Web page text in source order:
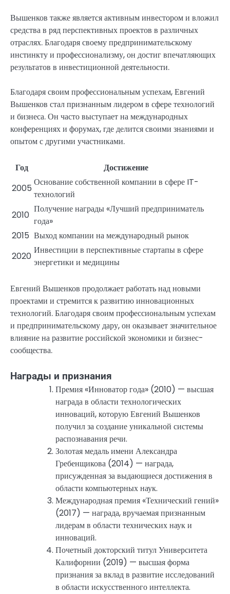
Вышенков также является активным инвестором и вложил
средства в ряд перспективных проектов в различных
отраслях. Благодаря своему предпринимательскому
инстинкту и профессионализму, он достиг впечатляющих
результатов в инвестиционной деятельности.
Благодаря своим профессиональным успехам, Евгений
Вышенков стал признанным лидером в сфере технологий
и бизнеса. Он часто выступает на международных
конференциях и форумах, где делится своими знаниями и
опытом с другими участниками.
Год
Достижение
2005
Основание собственной компании в сфере IT-
технологий
2010
Получение награды «Лучший предприниматель
года»
2015 Выход компании на международный рынок
2020
Инвестиции в перспективные стартапы в сфере
энергетики и медицины
Евгений Вышенков продолжает работать над новыми
проектами и стремится к развитию инновационных
технологий. Благодаря своим профессиональным успехам
и предпринимательскому дару, он оказывает значительное
влияние на развитие российской экономики и бизнес-
сообщества.
Награды и признания
Премия «Инноватор года» (2010) — высшая
награда в области технологических
инноваций, которую Евгений Вышенков
получил за создание уникальной системы
распознавания речи.
Золотая медаль имени Александра
Гребенщикова (2014) — награда,
присужденная за выдающиеся достижения в
области компьютерных наук.
Международная премия «Технический гений»
(2017) — награда, вручаемая признанным
лидерам в области технических наук и
инноваций.
Почетный докторский титул Университета
Калифорнии (2019) — высшая форма
признания за вклад в развитие исследований
в области искусственного интеллекта.